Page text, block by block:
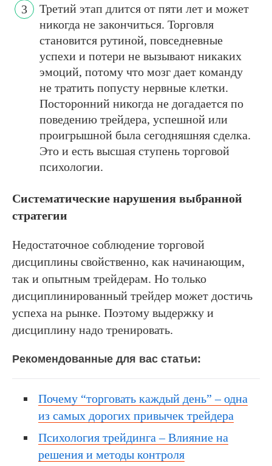
Третий этап длится от пяти лет и может
никогда не закончиться. Торговля
становится рутиной, повседневные
успехи и потери не вызывают никаких
эмоций, потому что мозг дает команду
не тратить попусту нервные клетки.
Посторонний никогда не догадается по
поведению трейдера, успешной или
проигрышной была сегодняшняя сделка.
Это и есть высшая ступень торговой
психологии.
Систематические нарушения выбранной
стратегии
Недостаточное соблюдение торговой
дисциплины свойственно, как начинающим,
так и опытным трейдерам. Но только
дисциплинированный трейдер может достичь
успеха на рынке. Поэтому выдержку и
дисциплину надо тренировать.
Рекомендованные для вас статьи:
Почему “торговать каждый день” – одна
из самых дорогих привычек трейдера
Психология трейдинга – Влияние на
решения и методы контроля